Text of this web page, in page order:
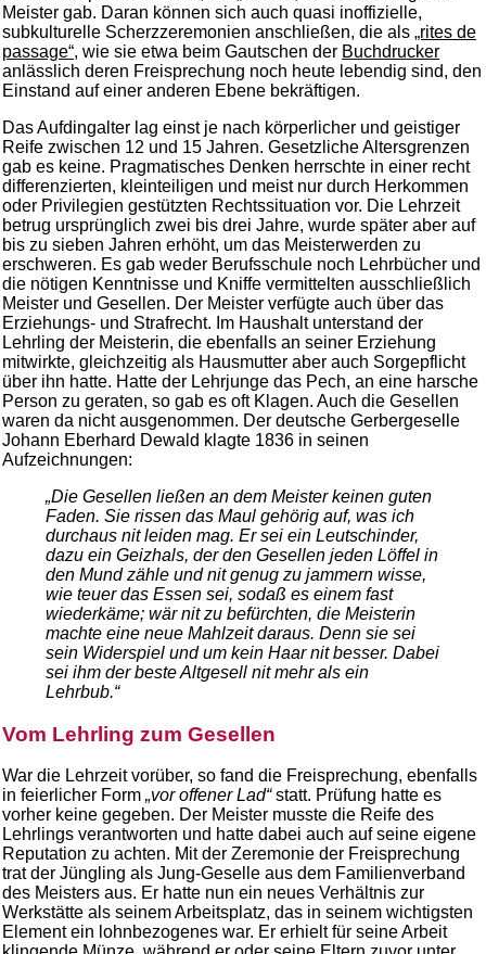
Meister gab. Daran können sich auch quasi inoffizielle,
subkulturelle Scherzzeremonien anschließen, die als „rites de
passage“, wie sie etwa beim Gautschen der Buchdrucker
anlässlich deren Freisprechung noch heute lebendig sind, den
Einstand auf einer anderen Ebene bekräftigen.
Das Aufdingalter lag einst je nach körperlicher und geistiger
Reife zwischen 12 und 15 Jahren. Gesetzliche Altersgrenzen
gab es keine. Pragmatisches Denken herrschte in einer recht
differenzierten, kleinteiligen und meist nur durch Herkommen
oder Privilegien gestützten Rechtssituation vor. Die Lehrzeit
betrug ursprünglich zwei bis drei Jahre, wurde später aber auf
bis zu sieben Jahren erhöht, um das Meisterwerden zu
erschweren. Es gab weder Berufsschule noch Lehrbücher und
die nötigen Kenntnisse und Kniffe vermittelten ausschließlich
Meister und Gesellen. Der Meister verfügte auch über das
Erziehungs- und Strafrecht. Im Haushalt unterstand der
Lehrling der Meisterin, die ebenfalls an seiner Erziehung
mitwirkte, gleichzeitig als Hausmutter aber auch Sorgepflicht
über ihn hatte. Hatte der Lehrjunge das Pech, an eine harsche
Person zu geraten, so gab es oft Klagen. Auch die Gesellen
waren da nicht ausgenommen. Der deutsche Gerbergeselle
Johann Eberhard Dewald klagte 1836 in seinen
Aufzeichnungen:
„Die Gesellen ließen an dem Meister keinen guten
Faden. Sie rissen das Maul gehörig auf, was ich
durchaus nit leiden mag. Er sei ein Leutschinder,
dazu ein Geizhals, der den Gesellen jeden Löffel in
den Mund zähle und nit genug zu jammern wisse,
wie teuer das Essen sei, sodaß es einem fast
wiederkäme; wär nit zu befürchten, die Meisterin
machte eine neue Mahlzeit daraus. Denn sie sei
sein Widerspiel und um kein Haar nit besser. Dabei
sei ihm der beste Altgesell nit mehr als ein
Lehrbub.“
Vom Lehrling zum Gesellen
War die Lehrzeit vorüber, so fand die Freisprechung, ebenfalls
in feierlicher Form „vor offener Lad“statt. Prüfung hatte es
vorher keine gegeben. Der Meister musste die Reife des
Lehrlings verantworten und hatte dabei auch auf seine eigene
Reputation zu achten. Mit der Zeremonie der Freisprechung
trat der Jüngling als Jung-Geselle aus dem Familienverband
des Meisters aus. Er hatte nun ein neues Verhältnis zur
Werkstätte als seinem Arbeitsplatz, das in seinem wichtigsten
Element ein lohnbezogenes war. Er erhielt für seine Arbeit